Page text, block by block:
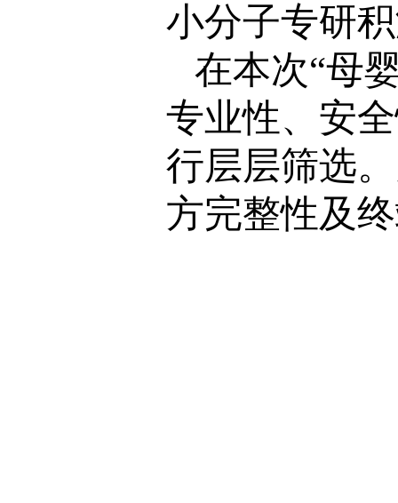
小分子专研
在本次“母
专业性、安
行层层筛选
方完整性及